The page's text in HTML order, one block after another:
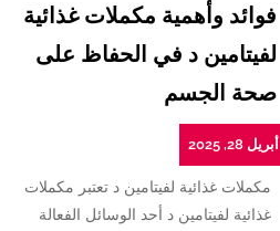
فوائد وأهمية مكملات غذائية
لفيتامين د في الحفاظ على
صحة الجسم
أبريل 28, 2025
مكملات غذائية لفيتامين د تعتبر مكملات
غذائية لفيتامين د أحد الوسائل الفعالة